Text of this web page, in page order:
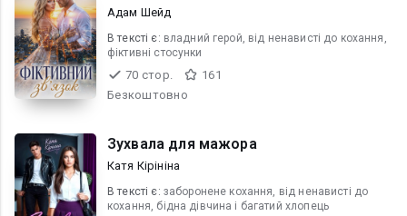
Адам Шейд
В текcті є: владний герой, від ненависті до кохання,
фіктивні стосунки
70 стор.
161
Безкоштовно
Зухвала для мажора
Катя Кірініна
В текcті є: заборонене кохання, від ненависті до
кохання, бідна дівчина і багатий хлопець